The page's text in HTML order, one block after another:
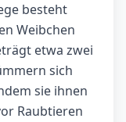
besteht
Weibchen
etwa zwei
sich
sie ihnen
Raubtieren